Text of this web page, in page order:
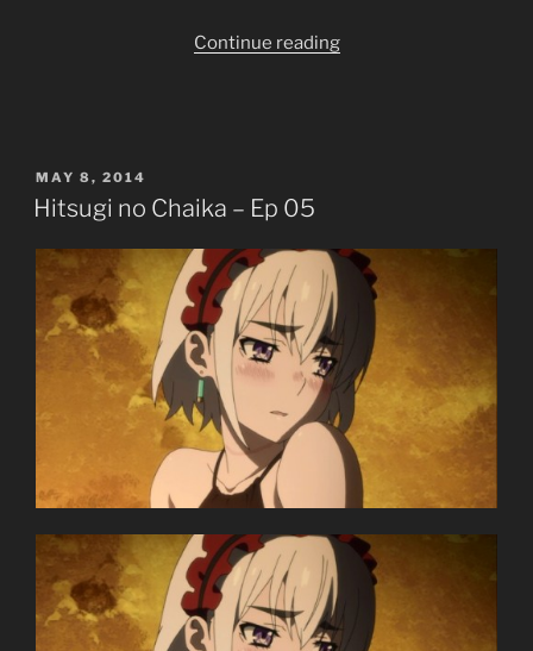
Continue reading“Hitsugi
POSTED
ON
MAY 8, 2014
Hitsugi no Chaika – Ep 05